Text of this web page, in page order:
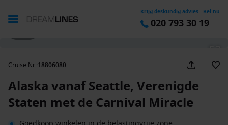
Krijg deskundig advies - Bel nu
020 793 30 19
Cruise Nr.:18806080
Alaska vanaf Seattle, Verenigde
Staten met de Carnival Miracle